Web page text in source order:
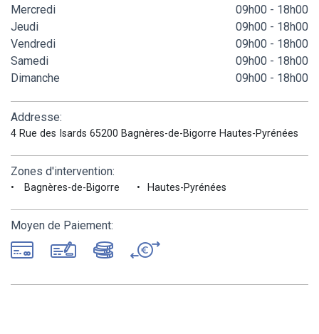
Mercredi
09h00 - 18h00
Jeudi
09h00 - 18h00
Vendredi
09h00 - 18h00
Samedi
09h00 - 18h00
Dimanche
09h00 - 18h00
Addresse:
4 Rue des Isards 65200 Bagnères-de-Bigorre Hautes-Pyrénées
Zones d'intervention:
Bagnères-de-Bigorre Hautes-Pyrénées
Moyen de Paiement: